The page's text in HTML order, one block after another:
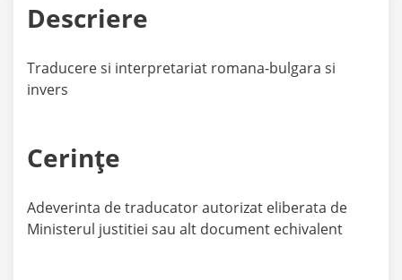
Descriere
Traducere si interpretariat romana-bulgara si
invers
Cerințe
Adeverinta de traducator autorizat eliberata de
Ministerul justitiei sau alt document echivalent